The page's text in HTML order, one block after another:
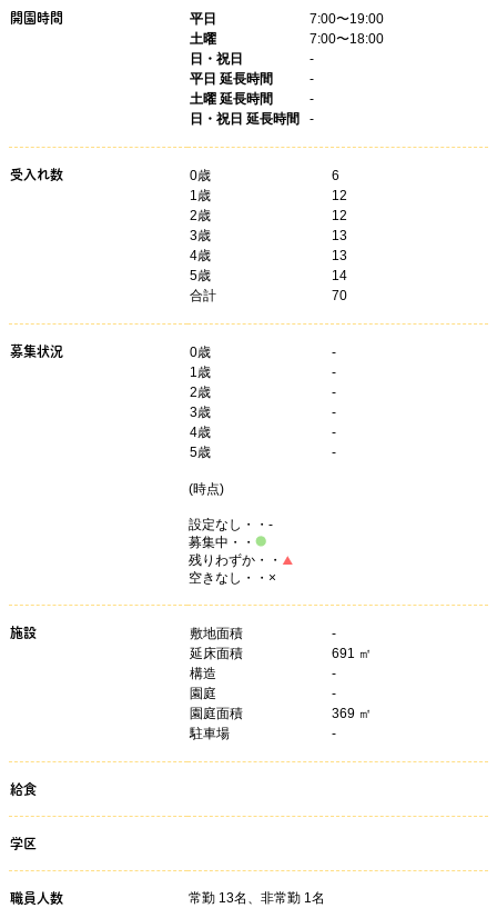
開園時間 平日
7:00〜19:00
土曜
7:00〜18:00
日・祝日
-
平日 延長時間
-
土曜 延長時間
-
日・祝日 延長時間
-
受入れ数 0歳
6
1歳
12
2歳
12
3歳
13
4歳
13
5歳
14
合計
70
募集状況 0歳
-
1歳
-
2歳
-
3歳
-
4歳
-
5歳 -
(時点)
設定なし・・-
募集中・・
残りわずか・・
空きなし・・×
施設 敷地面積
-
延床面積
691 ㎡
構造
-
園庭
-
園庭面積
369 ㎡
駐車場
-
給食
学区
職員人数 常勤 13名、非常勤 1名